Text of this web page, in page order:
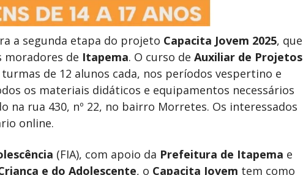
a segunda etapa do projeto Capacita Jovem 2025, que
moradores de Itapema. O curso de Auxiliar de Projetos
de 12 alunos cada, nos períodos vespertino e
os materiais didáticos e equipamentos necessários
rua 430, nº 22, no bairro Morretes. Os interessados
online.
(FIA), com apoio da Prefeitura de Itapema e
e do Adolescente, o Capacita Jovem tem como